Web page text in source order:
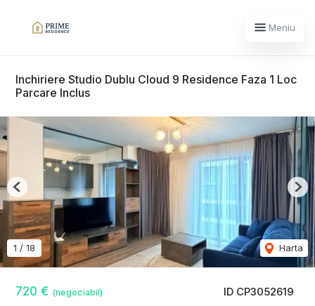
Meniu
Inchiriere Studio Dublu Cloud 9 Residence Faza 1 Loc
Parcare Inclus
ID CP3052619
720 € (negociabil)
1 / 18 Harta
Previous